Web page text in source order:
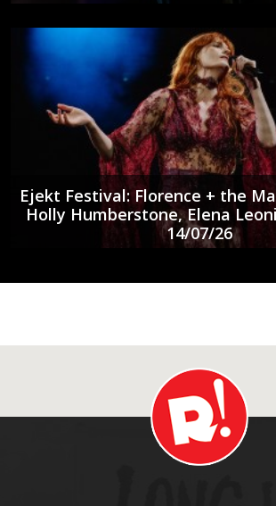
Ejekt Festival: Florence + the
Holly Humberstone, Elena
14/07/26